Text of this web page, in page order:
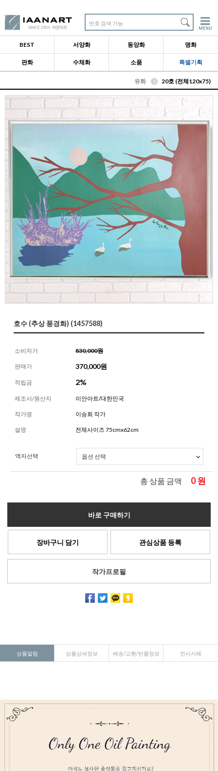
번호 검색 가능
BEST 서양화 동양화 명화
판화 수채화 소품 특별기획
유화 20호 (전체120x75)
호수 (추상 풍경화) (1457588)
소비자가 830,000원
판매가 370,000원
적립금 2%
제조사/원산지 이안아트/대한민국
작가명 이승희 작가
설명 전체사이즈 75cmx62cm
액자선택
총 상품 금액 0원
바로 구매하기
장바구니 담기 관심상품 등록
작가프로필
상품알림 상품상세정보 배송/교환/반품정보 전시사례